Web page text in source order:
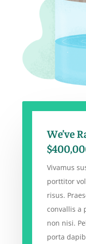
We’ve
Vivamus
porttitor
risus.
convallis a
non nisi.
porta